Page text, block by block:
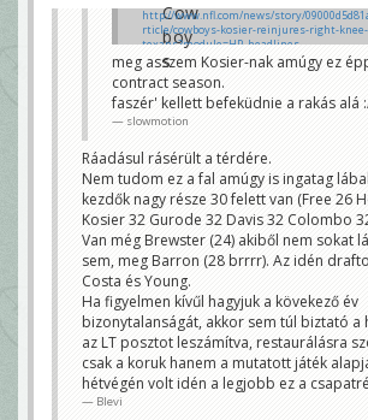
http://www.nfl.com/news/story/
rticle/cowboys-kosier-reinjures-right-
texans?module=HP_headlines
Kosier 4 hét szevasz!
Jövőre kell draftolni egy kezdő guardot de
kettőt mert Kosier állandóan sérült Davis
harmincx lesz
Blevi
meg asszem Kosier-nak amúgy ez
contract season.
faszér' kellett befeküdnie a rakás alá
slowmotion
Ráadásul rásérült a térdére.
Nem tudom ez a fal amúgy is ingatag
kezdők nagy része 30 felett van (Free 26
Kosier 32 Gurode 32 Davis 32 Colombo
Van még Brewster (24) akiből nem sokat
sem, meg Barron (28 brrrr). Az idén
Costa és Young.
Ha figyelmen kívűl hagyjuk a kövekező év
bizonytalanságát, akkor sem túl biztató a
az LT posztot leszámítva, restaurálásra
csak a koruk hanem a mutatott játék
hétvégén volt idén a legjobb ez a
Blevi